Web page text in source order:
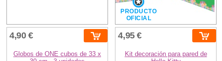
4,90 €
Globos de ONE cubos de 33 x
PRODUCTO
OFICIAL
4,95 €
Kit decoración para pared de